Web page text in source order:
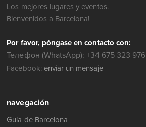
Los mejores lugares y eventos.
Bienvenidos a Barcelona!
Por favor, póngase en contacto con:
Телефон (WhatsApp): +34 675 323 976
Facebook: enviar un mensaje
navegación
Guía de Barcelona